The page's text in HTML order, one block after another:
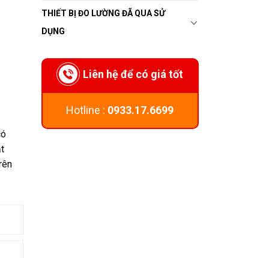
THIẾT BỊ ĐO LƯỜNG ĐÃ QUA SỬ
DỤNG
Liên hệ để có giá tốt
Hotline : 0933.17.6699